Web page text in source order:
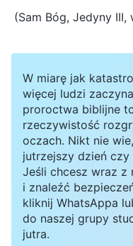
(Sam Bóg, Jedyny III,
W miarę jak
więcej ludzi
proroctwa biblijne
rzeczywistość
oczach. Nikt nie
jutrzejszy dzień
Jeśli chcesz wraz z
i znaleźć
kliknij WhatsAppa
do naszej grupy
jutra.